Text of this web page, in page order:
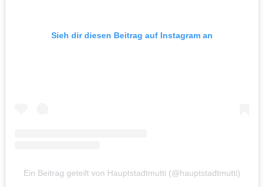
Sieh dir diesen Beitrag auf Instagram an
Ein Beitrag geteilt von Hauptstadtmutti (@hauptstadtmutti)